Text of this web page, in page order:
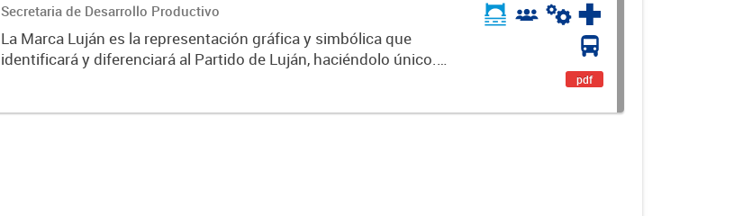
Secretaria de Desarrollo Productivo
La Marca Luján es la representación gráfica y simbólica que
identificará y diferenciará al Partido de Luján, haciéndolo único.
pdf